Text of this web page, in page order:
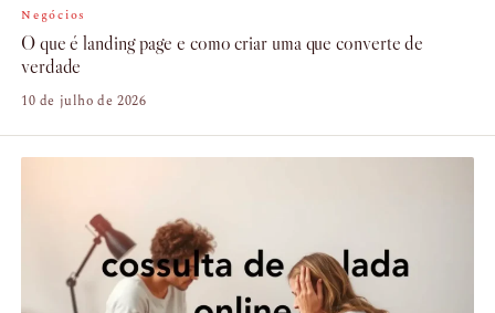
Negócios
O que é landing page e como criar uma que converte de
verdade
10 de julho de 2026